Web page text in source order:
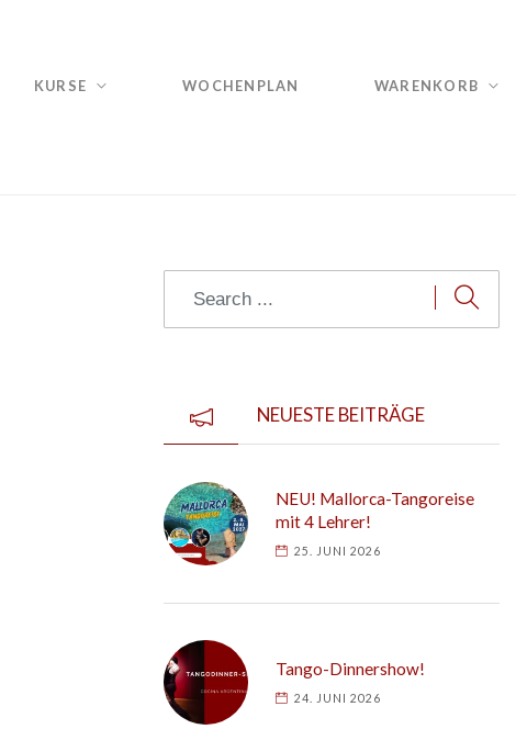
KURSE WOCHENPLAN WARENKORB
NEUESTE BEITRÄGE
NEU! Mallorca-Tangoreise
mit 4 Lehrer!
25. JUNI 2026
Tango-Dinnershow!
24. JUNI 2026